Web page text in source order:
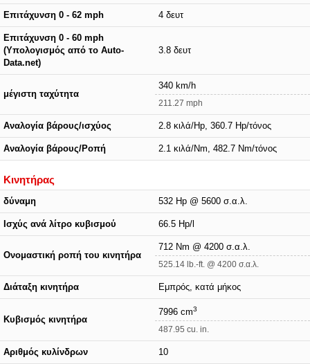
Επιτάχυνση 0 - 62 mph 4 δευτ
Επιτάχυνση 0 - 60 mph
(Υπολογισμός από το Auto-
Data.net)
3.8 δευτ
μέγιστη ταχύτητα
340 km/h
211.27 mph
Αναλογία βάρους/ισχύος 2.8 κιλά/Hp, 360.7 Hp/τόνος
Αναλογία βάρους/Ροπή 2.1 κιλά/Nm, 482.7 Nm/τόνος
Κινητήρας
δύναμη 532 Hp @ 5600 σ.α.λ.
Ισχύς ανά λίτρο κυβισμού 66.5 Hp/l
Ονομαστική ροπή του κινητήρα
712 Nm @ 4200 σ.α.λ.
525.14 lb.-ft. @ 4200 σ.α.λ.
Διάταξη κινητήρα Εμπρός, κατά μήκος
Κυβισμός κινητήρα
7996 cm3
487.95 cu. in.
Αριθμός κυλίνδρων 10